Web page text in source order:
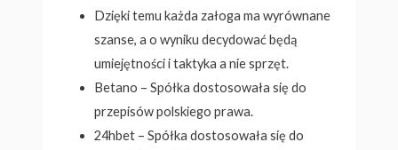
Dzięki temu każda załoga ma wyrównane
szanse, a o wyniku decydować będą
umiejętności i taktyka a nie sprzęt.
Betano – Spółka dostosowała się do
przepisów polskiego prawa.
24hbet – Spółka dostosowała się do